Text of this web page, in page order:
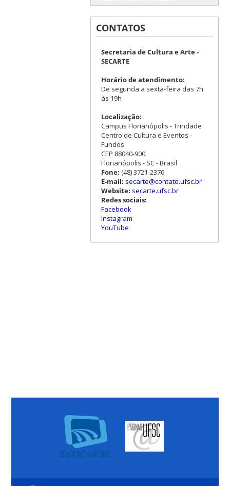
CONTATOS
Secretaria de Cultura e Arte -
SECARTE
Horário de atendimento:
De segunda a sexta-feira das 7h
às 19h
Localização:
Campus Florianópolis - Trindade
Centro de Cultura e Eventos -
Fundos
CEP 88040-900
Florianópolis - SC - Brasil
Fone: (48) 3721-2376
E-mail: secarte@contato.ufsc.br
Website: secarte.ufsc.br
Redes sociais:
Facebook
Instagram
YouTube